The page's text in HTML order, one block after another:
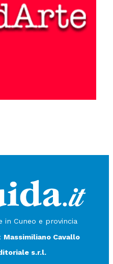
in Cuneo e provincia
Massimiliano Cavallo
s.r.l.